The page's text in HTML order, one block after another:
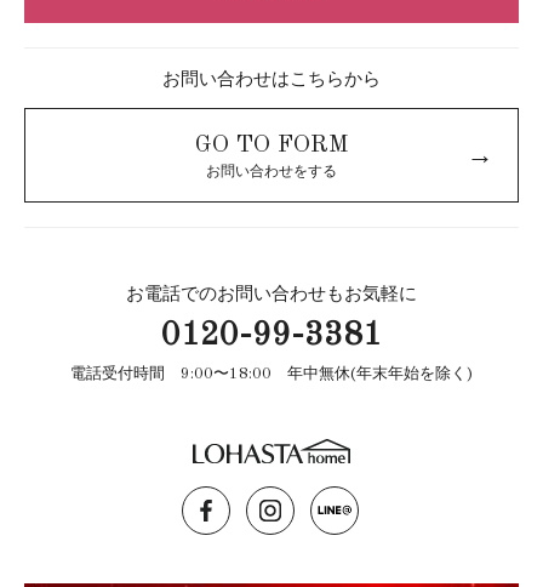
お問い合わせはこちらから
GO TO FORM
お問い合わせをする
→
お電話でのお問い合わせもお気軽に
0120-99-3381
電話受付時間 9:00〜18:00 年中無休(年末年始を除く)